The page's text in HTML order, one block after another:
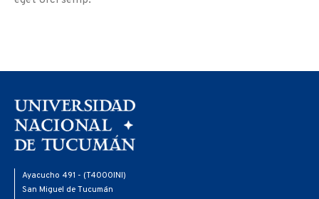
Ayacucho 491 - (T4000INI)
San Miguel de Tucumán